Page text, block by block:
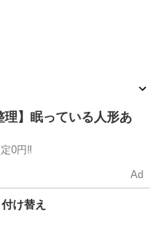
理】眠っている人形あ
0円‼️
Ad
け替え